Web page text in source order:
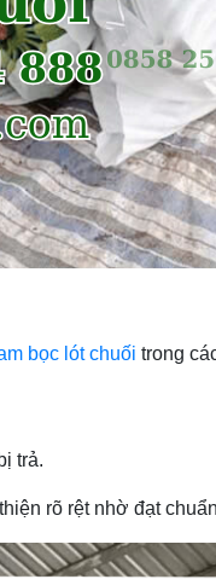
bọc lót chuối trong
trả.
rõ rệt nhờ đạt